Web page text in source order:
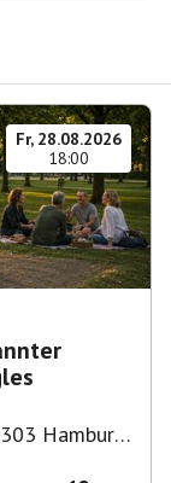
Fr, 28.08.2026
18:00
Hamburg,